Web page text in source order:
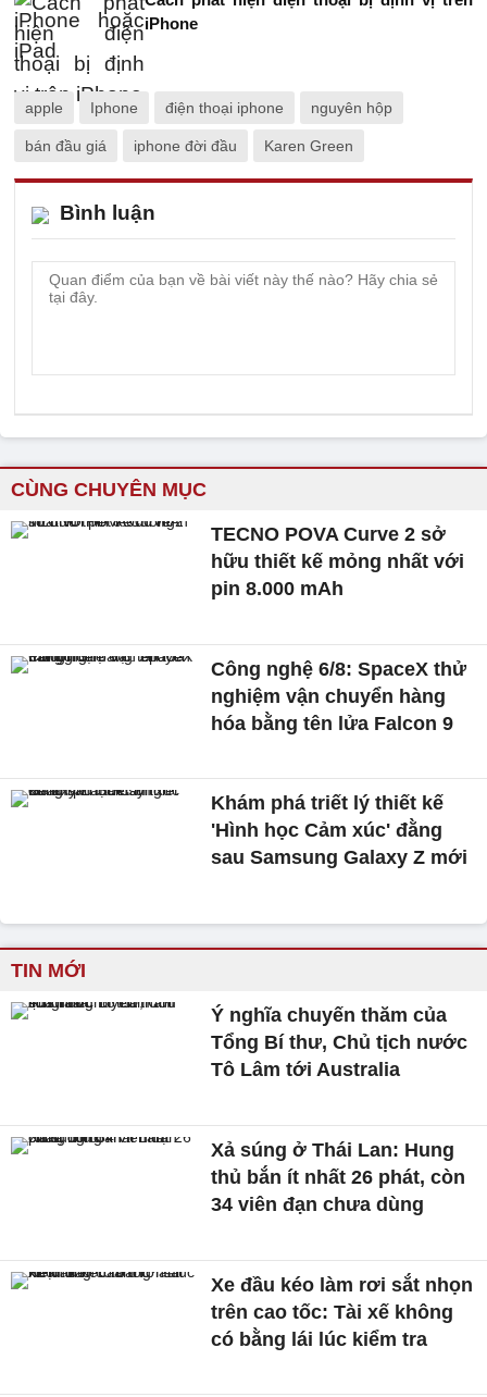
iPhone
apple Iphone điện thoại iphone nguyên hộp
bán đầu giá iphone đời đầu Karen Green
Bình luận
CÙNG CHUYÊN MỤC
TECNO POVA Curve 2 sở
hữu thiết kế mỏng nhất với
pin 8.000 mAh
Công nghệ 6/8: SpaceX thử
nghiệm vận chuyển hàng
hóa bằng tên lửa Falcon 9
Khám phá triết lý thiết kế
'Hình học Cảm xúc' đằng
sau Samsung Galaxy Z mới
TIN MỚI
Ý nghĩa chuyến thăm của
Tổng Bí thư, Chủ tịch nước
Tô Lâm tới Australia
Xả súng ở Thái Lan: Hung
thủ bắn ít nhất 26 phát, còn
34 viên đạn chưa dùng
Xe đầu kéo làm rơi sắt nhọn
trên cao tốc: Tài xế không
có bằng lái lúc kiểm tra